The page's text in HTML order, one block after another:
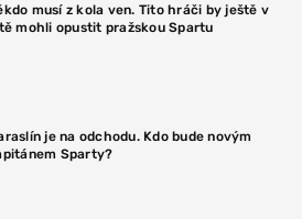
musí z kola ven. Tito hráči by ještě v
mohli opustit pražskou Spartu
je na odchodu. Kdo bude novým
Sparty?